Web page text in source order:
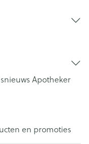
Apotheker
en promoties